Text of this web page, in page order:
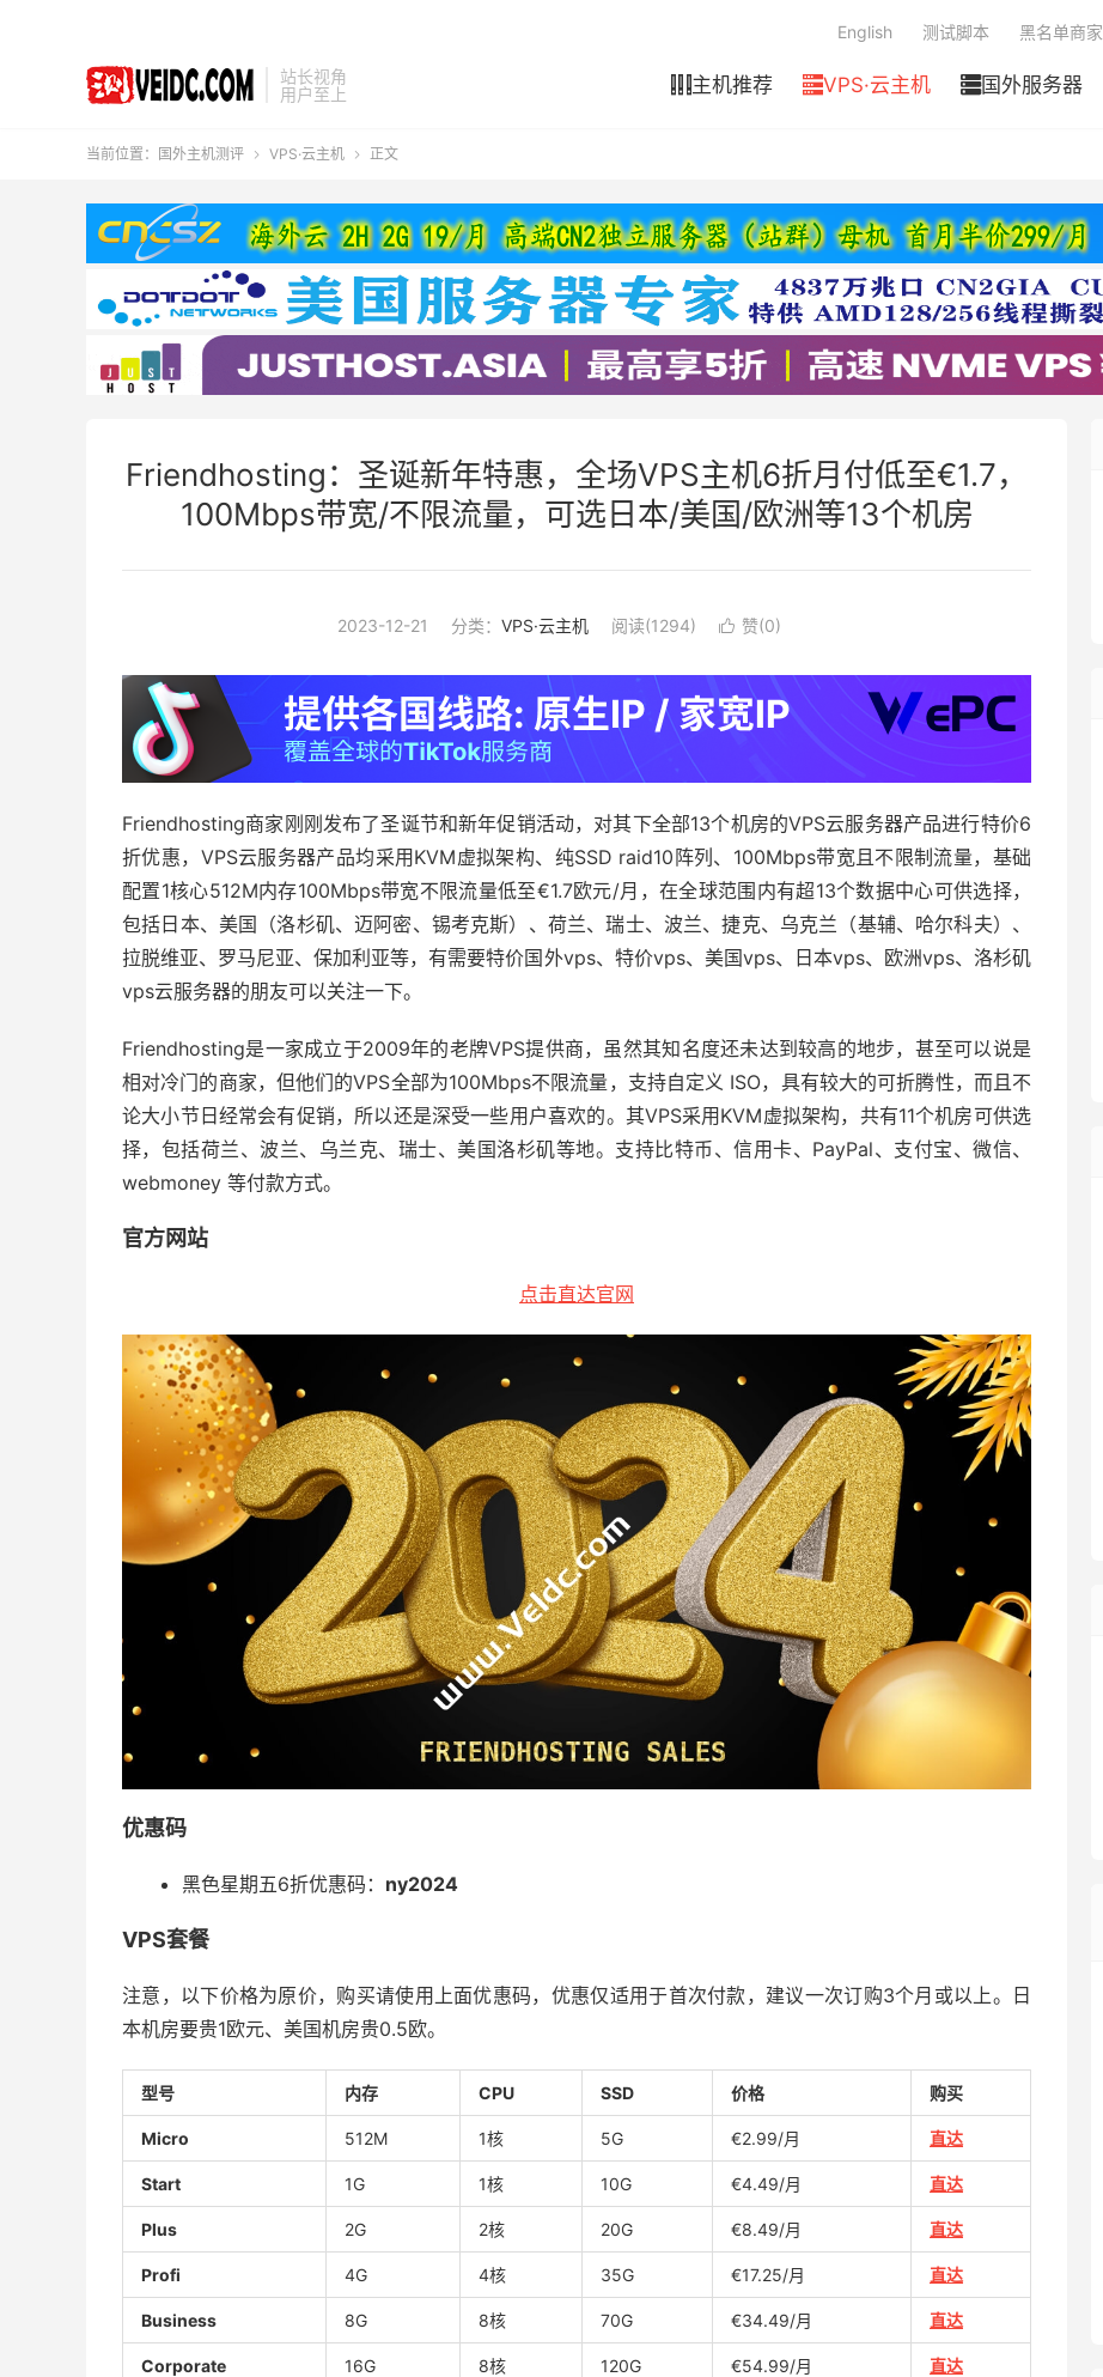
站长视角
用户至上
主机推荐 VPS·云主机 国外服务器
English 测试脚本 黑名单商家
当前位置： 国外主机测评  VPS·云主机  正文
Friendhosting：圣诞新年特惠，全场VPS主机6折月付低至€1.7，
100Mbps带宽/不限流量，可选日本/美国/欧洲等13个机房
2023-12-21 分类： VPS·云主机 阅读(1294)  赞(0)
Friendhosting商家刚刚发布了圣诞节和新年促销活动，对其下全部13个机房的VPS云服务器产品进行特价6
折优惠，VPS云服务器产品均采用KVM虚拟架构、纯SSD raid10阵列、100Mbps带宽且不限制流量，基础
配置1核心512M内存100Mbps带宽不限流量低至€1.7欧元/月，在全球范围内有超13个数据中心可供选择，
包括日本、美国（洛杉矶、迈阿密、锡考克斯）、荷兰、瑞士、波兰、捷克、乌克兰（基辅、哈尔科夫）、
拉脱维亚、罗马尼亚、保加利亚等，有需要特价国外vps、特价vps、美国vps、日本vps、欧洲vps、洛杉矶
vps云服务器的朋友可以关注一下。
Friendhosting是一家成立于2009年的老牌VPS提供商，虽然其知名度还未达到较高的地步，甚至可以说是
相对冷门的商家，但他们的VPS全部为100Mbps不限流量，支持自定义 ISO，具有较大的可折腾性，而且不
论大小节日经常会有促销，所以还是深受一些用户喜欢的。其VPS采用KVM虚拟架构，共有11个机房可供选
择，包括荷兰、波兰、乌兰克、瑞士、美国洛杉矶等地。支持比特币、信用卡、PayPal、支付宝、微信、
webmoney 等付款方式。
官方网站
点击直达官网
优惠码
黑色星期五6折优惠码： ny2024
VPS套餐
注意，以下价格为原价，购买请使用上面优惠码，优惠仅适用于首次付款，建议一次订购3个月或以上。日
本机房要贵1欧元、美国机房贵0.5欧。
型号 内存 CPU SSD 价格 购买
Micro 512M 1核 5G €2.99/月 直达
Start 1G 1核 10G €4.49/月 直达
Plus 2G 2核 20G €8.49/月 直达
Profi 4G 4核 35G €17.25/月 直达
Business 8G 8核 70G €34.49/月 直达
Corporate 16G 8核 120G €54.99/月 直达